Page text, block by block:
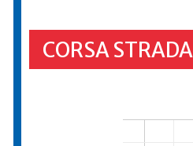
CORSA